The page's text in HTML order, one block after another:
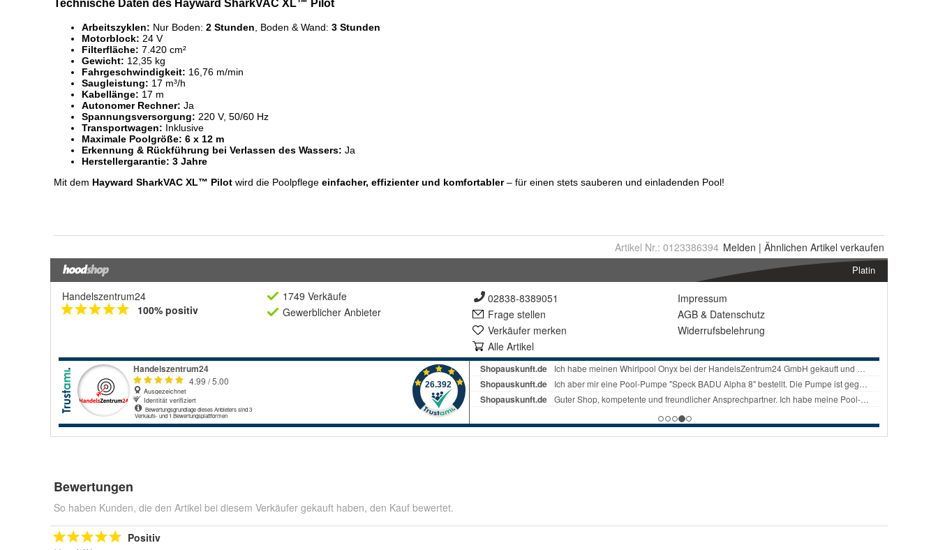
Artikel Nr.: 0123386394 Melden | Ähnlichen Artikel verkaufen
Platin
Handelszentrum24
100% positiv
1749 Verkäufe
Gewerblicher Anbieter
02838-8389051
Frage stellen
Verkäufer merken
Alle Artikel
Impressum
AGB & Datenschutz
Widerrufsbelehrung
Bewertungen
So haben Kunden, die den Artikel bei diesem Verkäufer gekauft haben, den Kauf bewertet.
Positiv